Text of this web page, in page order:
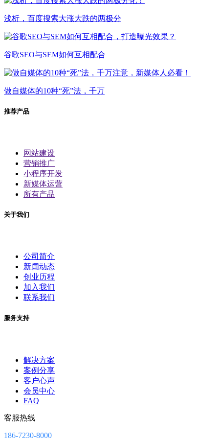
浅析，百度搜索大涨大跌的两极分
谷歌SEO与SEM如何互相配合
做自媒体的10种“死”法，千万
推荐产品
网站建设
营销推广
小程序开发
新媒体运营
所有产品
关于我们
公司简介
新闻动态
创业历程
加入我们
联系我们
服务支持
解决方案
案例分享
客户心声
会员中心
FAQ
客服热线
186-7230-8000